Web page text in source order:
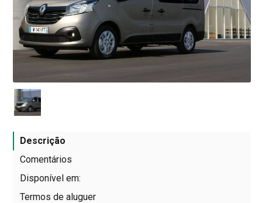
Descrição
Comentários
Disponível em:
Termos de aluguer